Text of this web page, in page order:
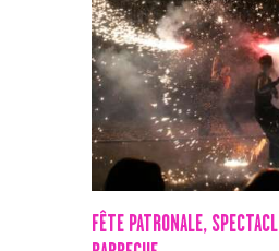
FÊTE PATRONALE,